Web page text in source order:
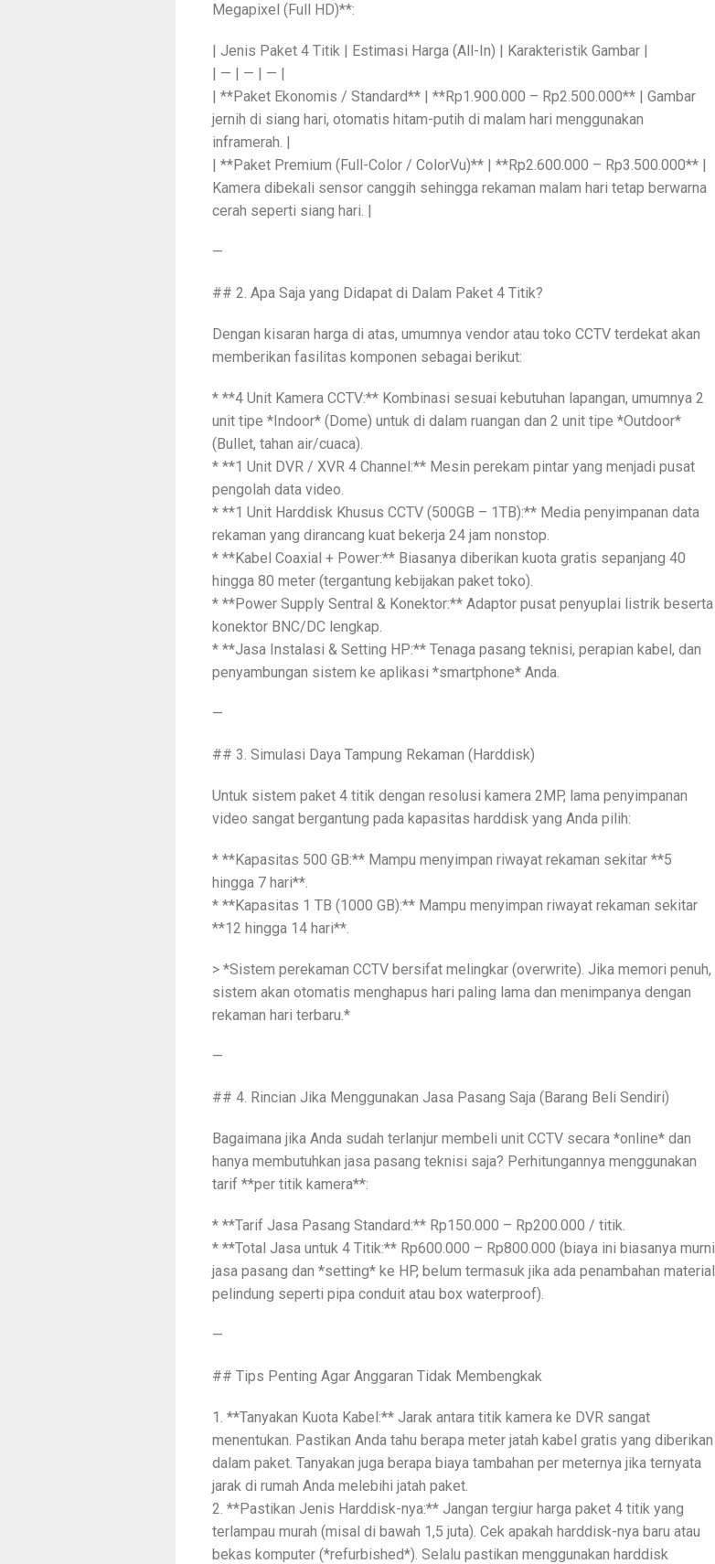
Megapixel (Full HD)**:
| Jenis Paket 4 Titik | Estimasi Harga (All-In) | Karakteristik Gambar |
| — | — | — |
| **Paket Ekonomis / Standard** | **Rp1.900.000 – Rp2.500.000** | Gambar
jernih di siang hari, otomatis hitam-putih di malam hari menggunakan
inframerah. |
| **Paket Premium (Full-Color / ColorVu)** | **Rp2.600.000 – Rp3.500.000** |
Kamera dibekali sensor canggih sehingga rekaman malam hari tetap berwarna
cerah seperti siang hari. |
—
## 2. Apa Saja yang Didapat di Dalam Paket 4 Titik?
Dengan kisaran harga di atas, umumnya vendor atau toko CCTV terdekat akan
memberikan fasilitas komponen sebagai berikut:
* **4 Unit Kamera CCTV:** Kombinasi sesuai kebutuhan lapangan, umumnya 2
unit tipe *Indoor* (Dome) untuk di dalam ruangan dan 2 unit tipe *Outdoor*
(Bullet, tahan air/cuaca).
* **1 Unit DVR / XVR 4 Channel:** Mesin perekam pintar yang menjadi pusat
pengolah data video.
* **1 Unit Harddisk Khusus CCTV (500GB – 1TB):** Media penyimpanan data
rekaman yang dirancang kuat bekerja 24 jam nonstop.
* **Kabel Coaxial + Power:** Biasanya diberikan kuota gratis sepanjang 40
hingga 80 meter (tergantung kebijakan paket toko).
* **Power Supply Sentral & Konektor:** Adaptor pusat penyuplai listrik beserta
konektor BNC/DC lengkap.
* **Jasa Instalasi & Setting HP:** Tenaga pasang teknisi, perapian kabel, dan
penyambungan sistem ke aplikasi *smartphone* Anda.
—
## 3. Simulasi Daya Tampung Rekaman (Harddisk)
Untuk sistem paket 4 titik dengan resolusi kamera 2MP, lama penyimpanan
video sangat bergantung pada kapasitas harddisk yang Anda pilih:
* **Kapasitas 500 GB:** Mampu menyimpan riwayat rekaman sekitar **5
hingga 7 hari**.
* **Kapasitas 1 TB (1000 GB):** Mampu menyimpan riwayat rekaman sekitar
**12 hingga 14 hari**.
> *Sistem perekaman CCTV bersifat melingkar (overwrite). Jika memori penuh,
sistem akan otomatis menghapus hari paling lama dan menimpanya dengan
rekaman hari terbaru.*
—
## 4. Rincian Jika Menggunakan Jasa Pasang Saja (Barang Beli Sendiri)
Bagaimana jika Anda sudah terlanjur membeli unit CCTV secara *online* dan
hanya membutuhkan jasa pasang teknisi saja? Perhitungannya menggunakan
tarif **per titik kamera**:
* **Tarif Jasa Pasang Standard:** Rp150.000 – Rp200.000 / titik.
* **Total Jasa untuk 4 Titik:** Rp600.000 – Rp800.000 (biaya ini biasanya murni
jasa pasang dan *setting* ke HP, belum termasuk jika ada penambahan material
pelindung seperti pipa conduit atau box waterproof).
—
## Tips Penting Agar Anggaran Tidak Membengkak
1. **Tanyakan Kuota Kabel:** Jarak antara titik kamera ke DVR sangat
menentukan. Pastikan Anda tahu berapa meter jatah kabel gratis yang diberikan
dalam paket. Tanyakan juga berapa biaya tambahan per meternya jika ternyata
jarak di rumah Anda melebihi jatah paket.
2. **Pastikan Jenis Harddisk-nya:** Jangan tergiur harga paket 4 titik yang
terlampau murah (misal di bawah 1,5 juta). Cek apakah harddisk-nya baru atau
bekas komputer (*refurbished*). Selalu pastikan menggunakan harddisk